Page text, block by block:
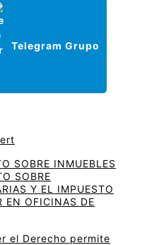
Telegram Grupo
SOBRE INMUEBLES
SOBRE
Y EL IMPUESTO
EN OFICINAS DE
el Derecho permite